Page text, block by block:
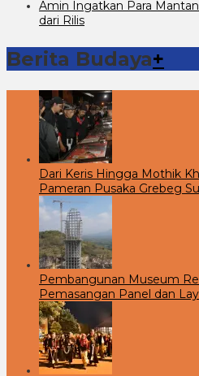
Amin Ingatkan Para
dari Rilis
Berita Budaya+
Dari Keris Hingga Mothik
Pameran Pusaka Grebeg
Pembangunan Museum
Pemasangan Panel dan